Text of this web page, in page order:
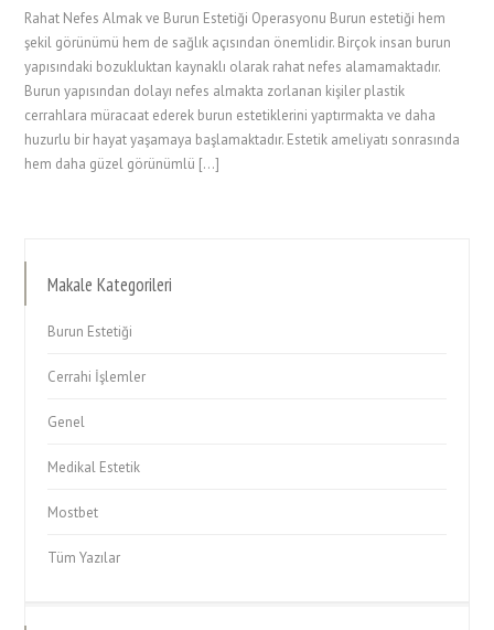
Rahat Nefes Almak ve Burun Estetiği Operasyonu Burun estetiği hem
şekil görünümü hem de sağlık açısından önemlidir. Birçok insan burun
yapısındaki bozukluktan kaynaklı olarak rahat nefes alamamaktadır.
Burun yapısından dolayı nefes almakta zorlanan kişiler plastik
cerrahlara müracaat ederek burun estetiklerini yaptırmakta ve daha
huzurlu bir hayat yaşamaya başlamaktadır. Estetik ameliyatı sonrasında
hem daha güzel görünümlü […]
Makale Kategorileri
Burun Estetiği
Cerrahi İşlemler
Genel
Medikal Estetik
Mostbet
Tüm Yazılar